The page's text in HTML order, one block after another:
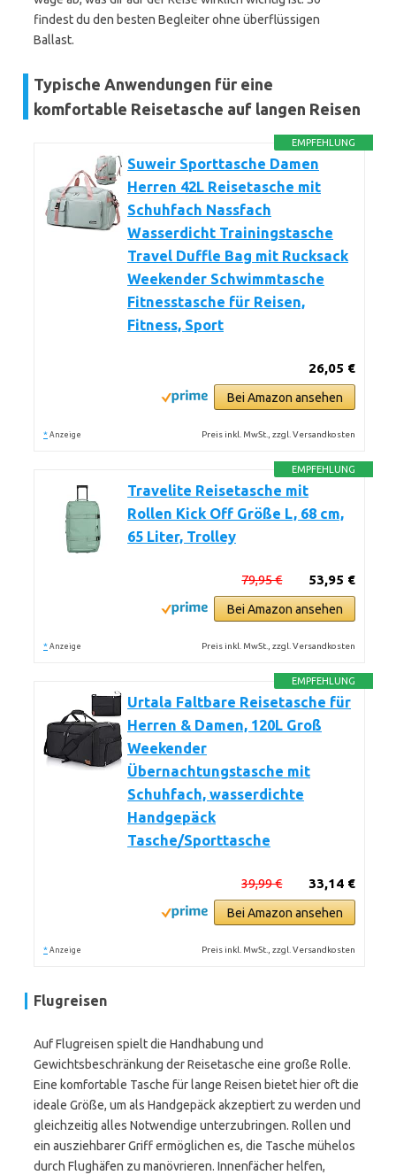
findest du den besten Begleiter ohne überflüssigen
Ballast.
Typische Anwendungen für eine
komfortable Reisetasche auf langen Reisen
EMPFEHLUNG
Suweir Sporttasche Damen
Herren 42L Reisetasche mit
Schuhfach Nassfach
Wasserdicht Trainingstasche
Travel Duffle Bag mit Rucksack
Weekender Schwimmtasche
Fitnesstasche für Reisen,
Fitness, Sport
26,05 €
Bei Amazon ansehen
* Anzeige Preis inkl. MwSt., zzgl. Versandkosten
EMPFEHLUNG
Travelite Reisetasche mit
Rollen Kick Off Größe L, 68 cm,
65 Liter, Trolley
53,95 €
79,95 €
Bei Amazon ansehen
* Anzeige Preis inkl. MwSt., zzgl. Versandkosten
EMPFEHLUNG
Urtala Faltbare Reisetasche für
Herren & Damen, 120L Groß
Weekender
Übernachtungstasche mit
Schuhfach, wasserdichte
Handgepäck
Tasche/Sporttasche
33,14 €
39,99 €
Bei Amazon ansehen
* Anzeige Preis inkl. MwSt., zzgl. Versandkosten
Flugreisen
Auf Flugreisen spielt die Handhabung und
Gewichtsbeschränkung der Reisetasche eine große Rolle.
Eine komfortable Tasche für lange Reisen bietet hier oft die
ideale Größe, um als Handgepäck akzeptiert zu werden und
gleichzeitig alles Notwendige unterzubringen. Rollen und
ein ausziehbarer Griff ermöglichen es, die Tasche mühelos
durch Flughäfen zu manövrieren. Innenfächer helfen,